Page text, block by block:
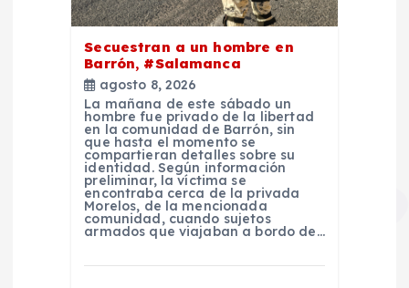
Secuestran a un hombre en
Barrón, #Salamanca
agosto 8, 2026
La mañana de este sábado un
hombre fue privado de la libertad
en la comunidad de Barrón, sin
que hasta el momento se
compartieran detalles sobre su
identidad. Según información
preliminar, la víctima se
encontraba cerca de la privada
Morelos, de la mencionada
comunidad, cuando sujetos
armados que viajaban a bordo de…